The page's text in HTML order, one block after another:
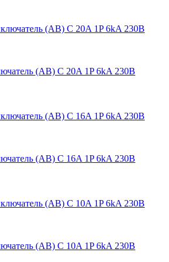
(АВ) C 20A 1P 6kA 230В
(АВ) C 16A 1P 6kA 230В
(АВ) C 10A 1P 6kA 230В